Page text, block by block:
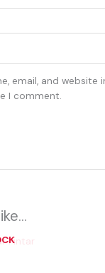
email, and website
I comment.